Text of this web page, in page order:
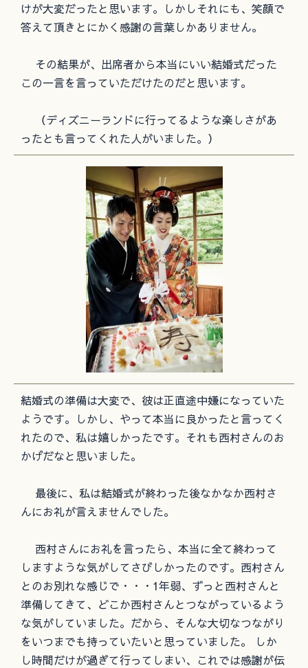
けが大変だったと思います。しかしそれにも、笑顔で
答えて頂きとにかく感謝の言葉しかありません。
その結果が、出席者から本当にいい結婚式だった
この一言を言っていただけたのだと思います。
（ディズニーランドに行ってるような楽しさがあ
ったとも言ってくれた人がいました。）
結婚式の準備は大変で、彼は正直途中嫌になっていた
ようです。しかし、やって本当に良かったと言ってく
れたので、私は嬉しかったです。それも西村さんのお
かげだなと思いました。
最後に、私は結婚式が終わった後なかなか西村さ
んにお礼が言えませんでした。
西村さんにお礼を言ったら、本当に全て終わって
しますような気がしてさびしかったのです。西村さん
とのお別れな感じで・・・1年弱、ずっと西村さんと
準備してきて、どこか西村さんとつながっているよう
な気がしていました。だから、そんな大切なつながり
をいつまでも持っていたいと思っていました。 しか
し時間だけが過ぎて行ってしまい、これでは感謝が伝